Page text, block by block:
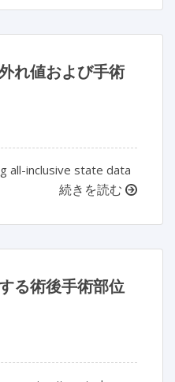
れ値および手術
all-inclusive state data
続きを読む
る術後手術部位